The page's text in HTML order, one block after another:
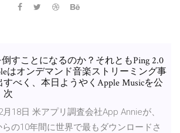
倒すことになるのか？それともPing 2.0
はオンデマンド音楽ストリーミング事
べく、本日ようやくApple Musicを公
次
月18日 米アプリ調査会社App Annieが、
らの10年間に世界で最もダウンロードさ